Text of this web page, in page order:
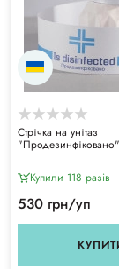
Стрічка на унітаз
Купили 118 разiв
530 грн/уп